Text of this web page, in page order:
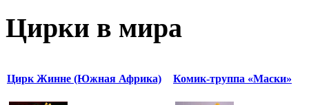
Цирки в мира
Цирк Жинне (Южная Африка) Комик-труппа «Маски»